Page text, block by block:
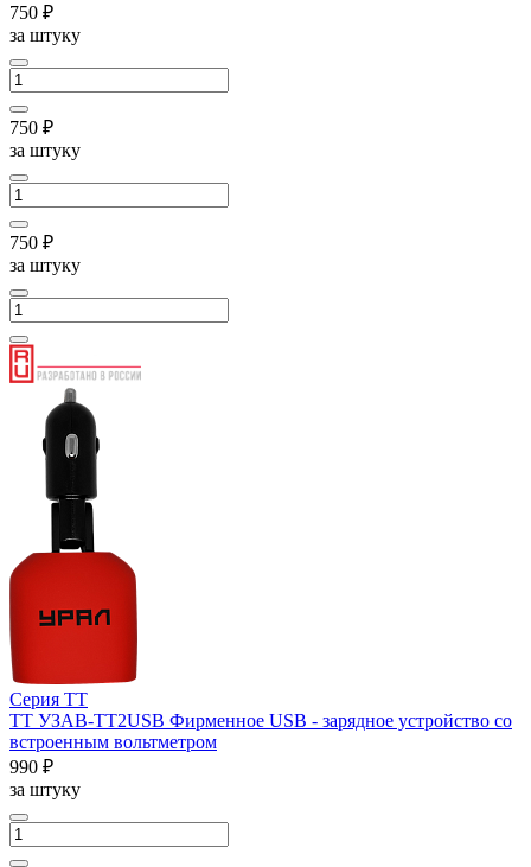
750 ₽
за штуку
750 ₽
за штуку
750 ₽
за штуку
Серия ТТ
ТТ УЗАВ-ТТ2USB Фирменное USB - зарядное устройство со
встроенным вольтметром
990 ₽
за штуку